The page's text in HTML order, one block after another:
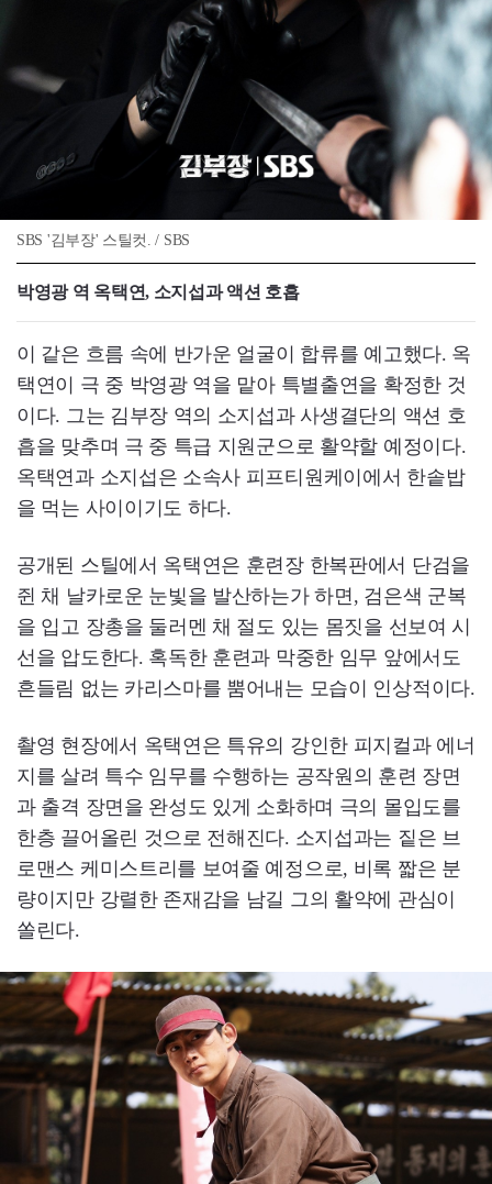
SBS '김부장' 스틸컷. / SBS
박영광 역 옥택연, 소지섭과 액션 호흡
이 같은 흐름 속에 반가운 얼굴이 합류를 예고했다. 옥
택연이 극 중 박영광 역을 맡아 특별출연을 확정한 것
이다. 그는 김부장 역의 소지섭과 사생결단의 액션 호
흡을 맞추며 극 중 특급 지원군으로 활약할 예정이다.
옥택연과 소지섭은 소속사 피프티원케이에서 한솥밥
을 먹는 사이이기도 하다.
공개된 스틸에서 옥택연은 훈련장 한복판에서 단검을
쥔 채 날카로운 눈빛을 발산하는가 하면, 검은색 군복
을 입고 장총을 둘러멘 채 절도 있는 몸짓을 선보여 시
선을 압도한다. 혹독한 훈련과 막중한 임무 앞에서도
흔들림 없는 카리스마를 뿜어내는 모습이 인상적이다.
촬영 현장에서 옥택연은 특유의 강인한 피지컬과 에너
지를 살려 특수 임무를 수행하는 공작원의 훈련 장면
과 출격 장면을 완성도 있게 소화하며 극의 몰입도를
한층 끌어올린 것으로 전해진다. 소지섭과는 짙은 브
로맨스 케미스트리를 보여줄 예정으로, 비록 짧은 분
량이지만 강렬한 존재감을 남길 그의 활약에 관심이
쏠린다.